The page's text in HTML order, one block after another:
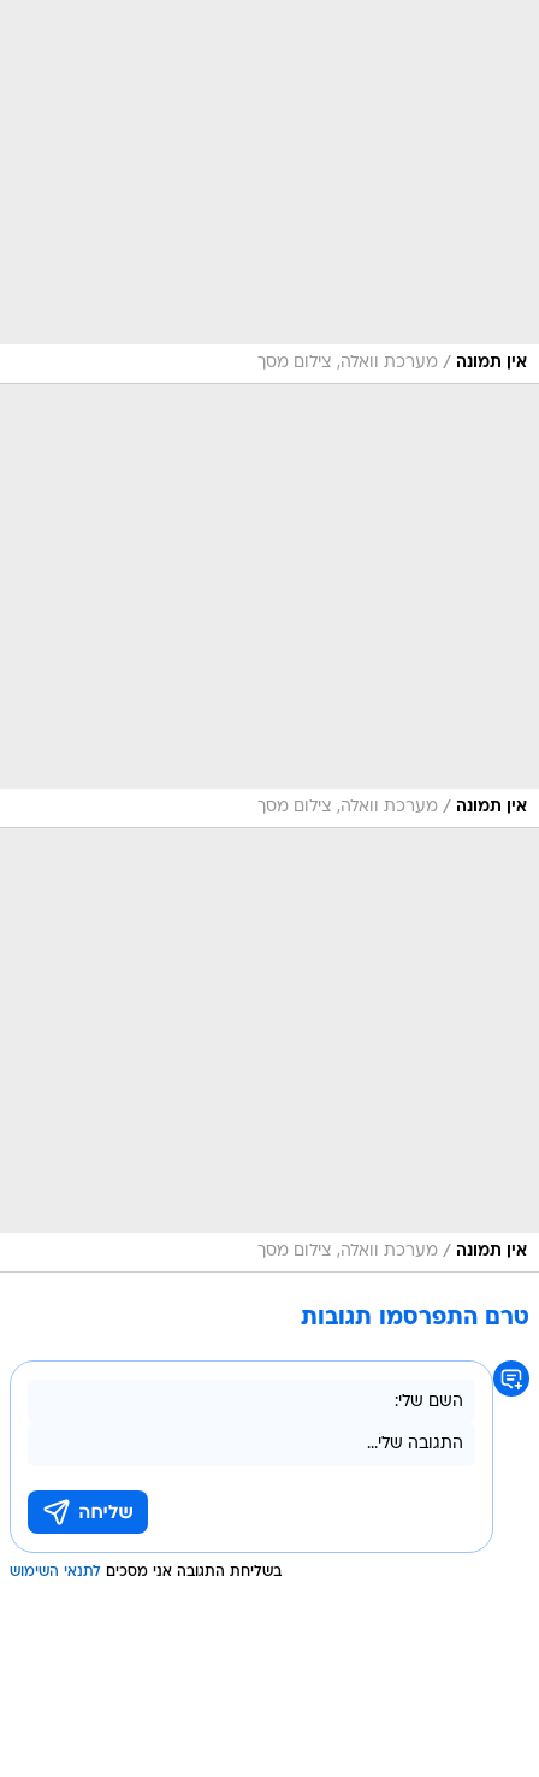
אין תמונה / מערכת וואלה, צילום מסך
אין תמונה / מערכת וואלה, צילום מסך
אין תמונה / מערכת וואלה, צילום מסך
טרם התפרסמו תגובות
בשליחת התגובה אני מסכים לתנאי השימוש